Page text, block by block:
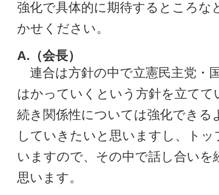
強化で具体的に期待するところな
かせください。
A.（会長）
連合は方針の中で立憲民主党・
はかっていくという方針を立てて
続き関係性については強化できる
していきたいと思いますし、トッ
いますので、その中で話し合いを
思います。